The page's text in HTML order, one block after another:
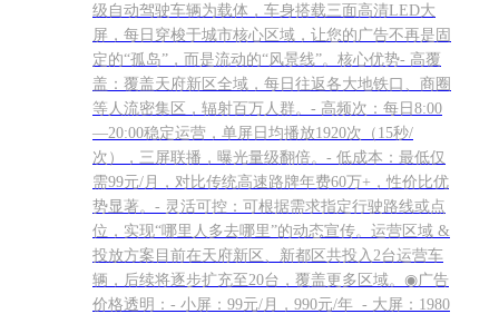
级自动驾驶车辆为载体，车身搭载三面高清LED大
屏，每日穿梭于城市核心区域，让您的广告不再是固
定的“孤岛”，而是流动的“风景线”。核心优势- 高覆
盖：覆盖天府新区全域，每日往返各大地铁口、商圈
等人流密集区，辐射百万人群。- 高频次：每日8:00
—20:00稳定运营，单屏日均播放1920次（15秒/
次），三屏联播，曝光量级翻倍。- 低成本：最低仅
需99元/月，对比传统高速路牌年费60万+，性价比优
势显著。- 灵活可控：可根据需求指定行驶路线或点
位，实现“哪里人多去哪里”的动态宣传。运营区域 &
投放方案目前在天府新区、新都区共投入2台运营车
辆，后续将逐步扩充至20台，覆盖更多区域。◉广告
价格透明：- 小屏：99元/月，990元/年 - 大屏：1980